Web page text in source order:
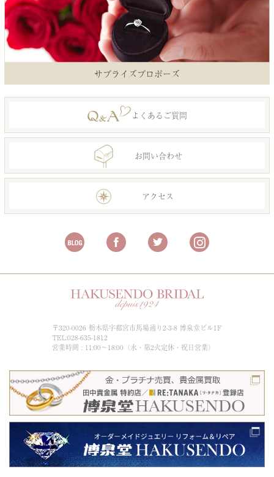
サプライズプロポーズ
よくあるご質問
お問い合わせ
アクセス
〒320-0026 栃木県宇都宮市馬場通り2-3-8 博泉堂ビル1F
TEL:028-635-1812
営業時間 : 11:00～18:00（水・第2火定休・祝日営業）